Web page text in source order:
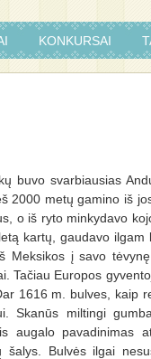
KONKURSAI
buvo svarbiausias
2000 metų gamino iš
o iš ryto minkydavo
kartų, gaudavo
Meksikos į savo
Tačiau Europos
1616 m. bulves, kaip
Skanūs miltingi
augalo pavadinimas
šalys. Bulvės ilgai